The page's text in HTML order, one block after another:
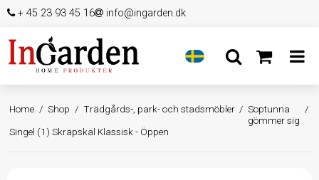
+ 45 23 93 45 16 info@ingarden.dk
Home / Shop / Trädgårds-, park- och stadsmöbler / Soptunna
gömmer sig
/
Singel (1) Skräpskal Klassisk - Öppen